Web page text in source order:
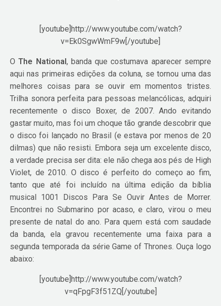
[youtube]http://www.youtube.com/watch?
v=Ek0SgwWmF9w[/youtube]
OThe National, banda que costumava aparecer sempre
aqui nas primeiras edições da coluna, se tornou uma das
melhores coisas para se ouvir em momentos tristes.
Trilha sonora perfeita para pessoas melancólicas, adquiri
recentemente o disco Boxer, de 2007. Ando evitando
gastar muito, mas foi um choque tão grande descobrir que
o disco foi lançado no Brasil (e estava por menos de 20
dilmas) que não resisti. Embora seja um excelente disco,
a verdade precisa ser dita: ele não chega aos pés de High
Violet, de 2010. O disco é perfeito do começo ao fim,
tanto que até foi incluído na última edição da bíblia
musical 1001 Discos Para Se Ouvir Antes de Morrer.
Encontrei no Submarino por acaso, e claro, virou o meu
presente de natal do ano. Para quem está com saudade
da banda, ela gravou recentemente uma faixa para a
segunda temporada da série Game of Thrones. Ouça logo
abaixo:
[youtube]http://www.youtube.com/watch?
v=qFpgF3f51ZQ[/youtube]